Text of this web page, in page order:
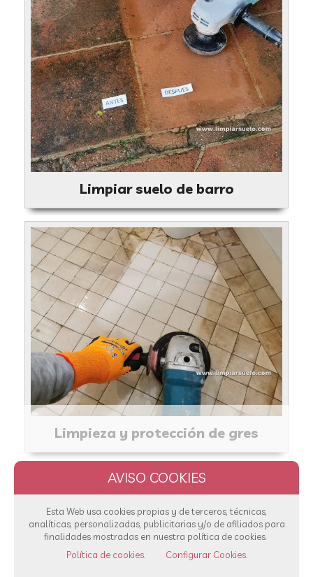
Limpiar suelo de barro
Limpieza y protección de gres
Ver todos los servicios
Esta Web usa cookies propias y de terceros, técnicas,
analíticas, personalizadas, publicitarias y/o de afiliados para
finalidades mostradas en nuestra política de cookies.
Política de cookies.
Configurar Cookies.